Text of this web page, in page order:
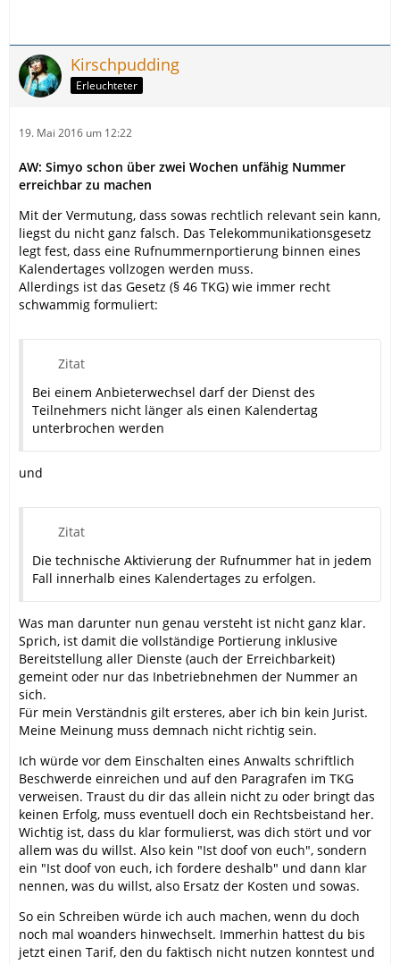
Kirschpudding
Erleuchteter
19. Mai 2016 um 12:22
AW: Simyo schon über zwei Wochen unfähig Nummer
erreichbar zu machen
Mit der Vermutung, dass sowas rechtlich relevant sein kann,
liegst du nicht ganz falsch. Das Telekommunikationsgesetz
legt fest, dass eine Rufnummernportierung binnen eines
Kalendertages vollzogen werden muss.
Allerdings ist das Gesetz (§ 46 TKG) wie immer recht
schwammig formuliert:
Zitat
Bei einem Anbieterwechsel darf der Dienst des
Teilnehmers nicht länger als einen Kalendertag
unterbrochen werden
und
Zitat
Die technische Aktivierung der Rufnummer hat in jedem
Fall innerhalb eines Kalendertages zu erfolgen.
Was man darunter nun genau versteht ist nicht ganz klar.
Sprich, ist damit die vollständige Portierung inklusive
Bereitstellung aller Dienste (auch der Erreichbarkeit)
gemeint oder nur das Inbetriebnehmen der Nummer an
sich.
Für mein Verständnis gilt ersteres, aber ich bin kein Jurist.
Meine Meinung muss demnach nicht richtig sein.
Ich würde vor dem Einschalten eines Anwalts schriftlich
Beschwerde einreichen und auf den Paragrafen im TKG
verweisen. Traust du dir das allein nicht zu oder bringt das
keinen Erfolg, muss eventuell doch ein Rechtsbeistand her.
Wichtig ist, dass du klar formulierst, was dich stört und vor
allem was du willst. Also kein "Ist doof von euch", sondern
ein "Ist doof von euch, ich fordere deshalb" und dann klar
nennen, was du willst, also Ersatz der Kosten und sowas.
So ein Schreiben würde ich auch machen, wenn du doch
noch mal woanders hinwechselt. Immerhin hattest du bis
jetzt einen Tarif, den du faktisch nicht nutzen konntest und